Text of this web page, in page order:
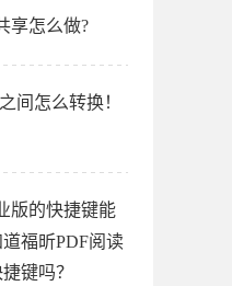
享怎么做?
间怎么转换！
版的快捷键能
福昕PDF阅读
键吗？